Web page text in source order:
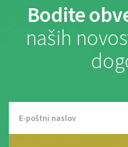
Bodite
naših